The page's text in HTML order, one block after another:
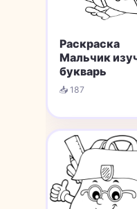
Раскраска
Мальчик
букварь
📥 187